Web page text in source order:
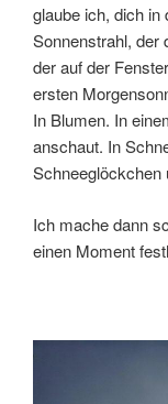
glaube ich, dich in
Sonnenstrahl, der
der auf der
ersten
In Blumen. In
anschaut. In
Ich mache dann
einen Moment